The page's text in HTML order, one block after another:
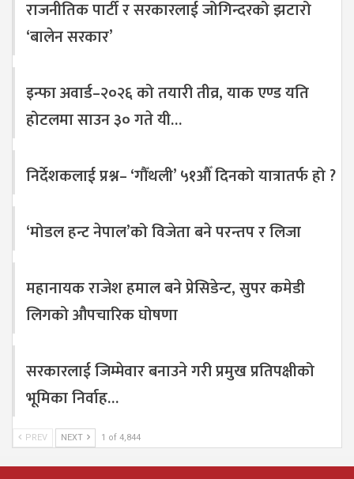
राजनीतिक पार्टी र सरकारलाई जोगिन्दरको झटारो
‘बालेन सरकार’
इन्फा अवार्ड–२०२६ को तयारी तीव्र, याक एण्ड यति
होटलमा साउन ३० गते यी…
निर्देशकलाई प्रश्न– ‘गौँथली’ ५१औँ दिनको यात्रातर्फ हो ?
‘मोडल हन्ट नेपाल’को विजेता बने परन्तप र लिजा
महानायक राजेश हमाल बने प्रेसिडेन्ट, सुपर कमेडी
लिगको औपचारिक घोषणा
सरकारलाई जिम्मेवार बनाउने गरी प्रमुख प्रतिपक्षीको
भूमिका निर्वाह…
PREV NEXT 1 of 4,844